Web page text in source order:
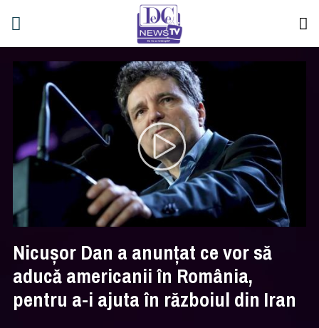
Nicuşor Dan a anunţat ce vor să
aducă americanii în România,
pentru a-i ajuta în războiul din Iran